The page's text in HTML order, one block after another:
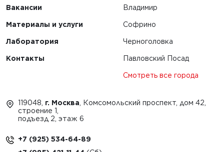
Вакансии
Материалы и услуги
Лаборатория
Контакты
Владимир
Софрино
Черноголовка
Павловский Посад
Смотреть все города
119048, г. Москва , Комсомольский проспект, дом 42,
строение 1,
подъезд 2, этаж 6
+7 (925) 534-64-89